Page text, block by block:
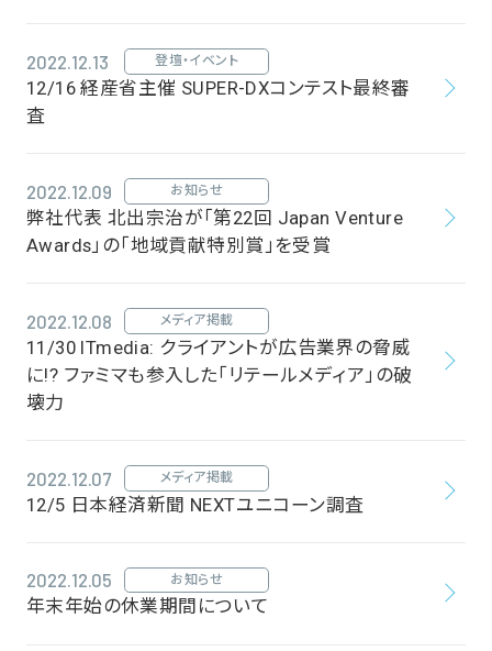
2022.12.13 登壇・イベント
12/16 経産省主催 SUPER-DXコンテスト最終審
査
2022.12.09 お知らせ
弊社代表 北出宗治が「第22回 Japan Venture
Awards」の「地域貢献特別賞」を受賞
2022.12.08 メディア掲載
11/30 ITmedia: クライアントが広告業界の脅威
に!? ファミマも参入した「リテールメディア」の破
壊力
2022.12.07 メディア掲載
12/5 日本経済新聞 NEXTユニコーン調査
2022.12.05 お知らせ
年末年始の休業期間について